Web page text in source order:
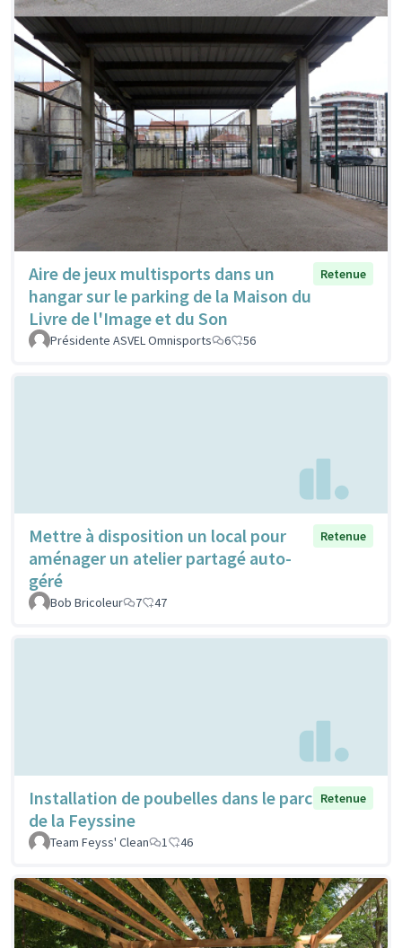
Aire de jeux multisports dans un
hangar sur le parking de la Maison du
Livre de l'Image et du Son
Retenue
Présidente ASVEL Omnisports 6 56
Mettre à disposition un local pour
aménager un atelier partagé auto-
géré
Retenue
Bob Bricoleur 7 47
Installation de poubelles dans le parc
de la Feyssine
Retenue
Team Feyss' Clean 1 46